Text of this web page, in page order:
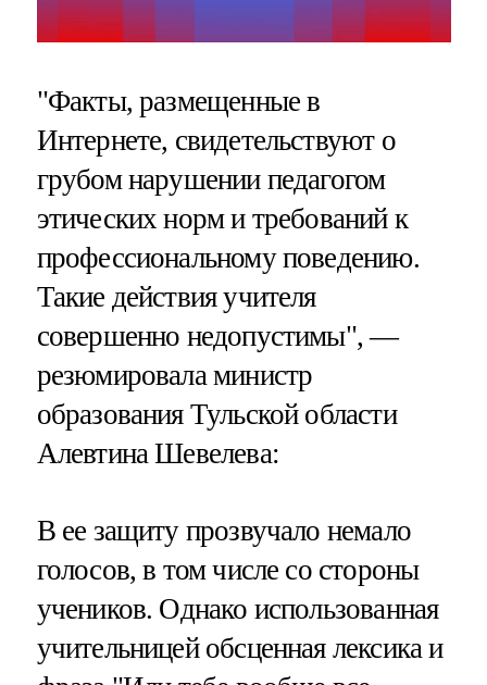
"Факты, размещенные в
Интернете, свидетельствуют о
грубом нарушении педагогом
этических норм и требований к
профессиональному поведению.
Такие действия учителя
совершенно недопустимы", —
резюмировала министр
образования Тульской области
Алевтина Шевелева:
В ее защиту прозвучало немало
голосов, в том числе со стороны
учеников. Однако использованная
учительницей обсценная лексика и